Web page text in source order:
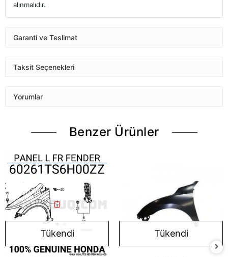
alınmalıdır.
Garanti ve Teslimat
Taksit Seçenekleri
Yorumlar
Benzer Ürünler
Tükendi Tükendi